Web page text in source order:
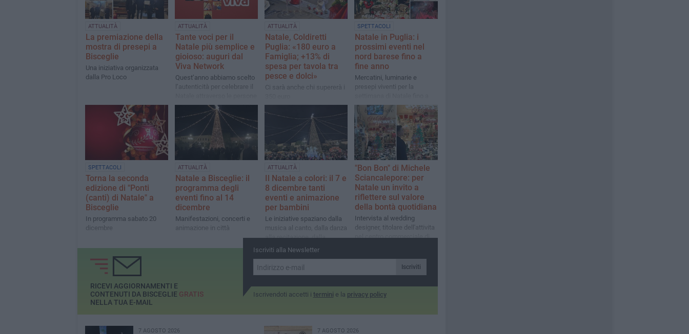
ATTUALITÀ
La premiazione della
mostra di presepi a
Bisceglie
Una iniziativa organizzata
dalla Pro Loco
ATTUALITÀ
Tante voci per il
Natale più semplice e
gioioso: auguri dal
Viva Network
Quest’anno abbiamo scelto
l’autenticità per celebrare il
e il legame con le nostre
città
ATTUALITÀ
Natale, Coldiretti
Puglia: «180 euro a
Famiglia; +13% di
spesa per tavola tra
pesce e dolci»
Ci sarà anche chi supererà i
SPETTACOLI
Natale in Puglia: i
prossimi eventi nel
nord barese fino a
fine anno
Mercatini, luminarie e
presepi viventi per la
Capodanno
SPETTACOLI
Torna la seconda
edizione di "Ponti
(canti) di Natale" a
Bisceglie
In programma sabato 20
dicembre
ATTUALITÀ
Natale a Bisceglie: il
programma degli
eventi fino al 14
dicembre
Manifestazioni, concerti e
animazione in città
ATTUALITÀ
Il Natale a colori: il 7 e
8 dicembre tanti
eventi e animazione
per bambini
Le iniziative spaziano dalla
musica al canto, dalla danza
alla recitazione, dalla
tradizione all’artigianato. Il
solidarietà
"Bon Bon" di Michele
Sciancalepore: per
Natale un invito a
riflettere sul valore
della bontà quotidiana
Intervista al wedding
designer, titolare dell'attivita
nel centro commerciale di
Iscriviti alla Newsletter
Iscriviti
Iscrivendoti accetti i termini e la privacy policy
RICEVI AGGIORNAMENTI E
CONTENUTI DA BISCEGLIE GRATIS
NELLA TUA E-MAIL
7 AGOSTO 2026 7 AGOSTO 2026